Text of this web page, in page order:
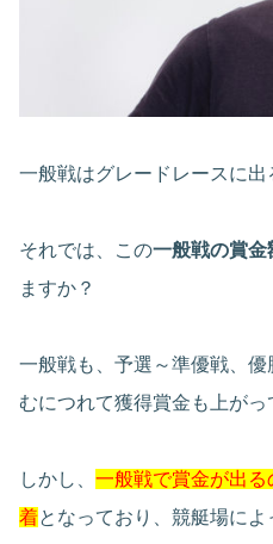
一般戦はグレードレースに出
それでは、この一般戦の賞金
ますか？
一般戦も、予選～準優戦、
むにつれて獲得賞金も上がっ
しかし、 一般戦で賞金が出
着となっており、競艇場に